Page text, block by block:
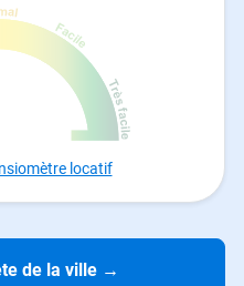
locatif
de la ville →